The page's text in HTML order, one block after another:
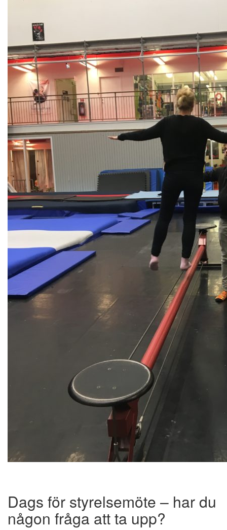
Dags för styrelsemöte – har du
någon fråga att ta upp?